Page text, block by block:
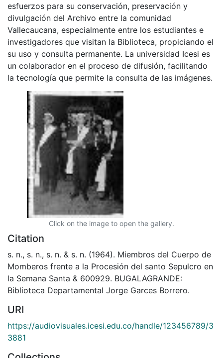
esfuerzos para su conservación, preservación y
divulgación del Archivo entre la comunidad
Vallecaucana, especialmente entre los estudiantes e
investigadores que visitan la Biblioteca, propiciando el
su uso y consulta permanente. La universidad Icesi es
un colaborador en el proceso de difusión, facilitando
la tecnología que permite la consulta de las imágenes.
Click on the image to open the gallery.
Citation
s. n., s. n., s. n. & s. n. (1964). Miembros del Cuerpo de
Momberos frente a la Procesión del santo Sepulcro en
la Semana Santa & 600929. BUGALAGRANDE:
Biblioteca Departamental Jorge Garces Borrero.
URI
https://audiovisuales.icesi.edu.co/handle/123456789/3
3881